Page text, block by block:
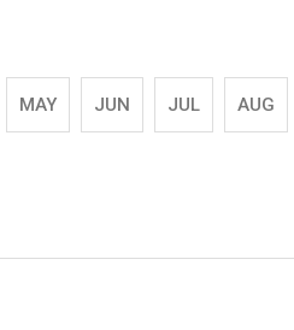
MAY JUN JUL AUG